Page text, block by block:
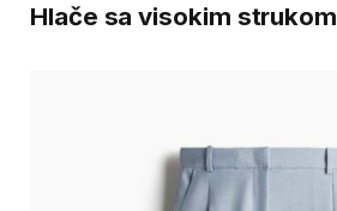
Hlače sa visokim strukom